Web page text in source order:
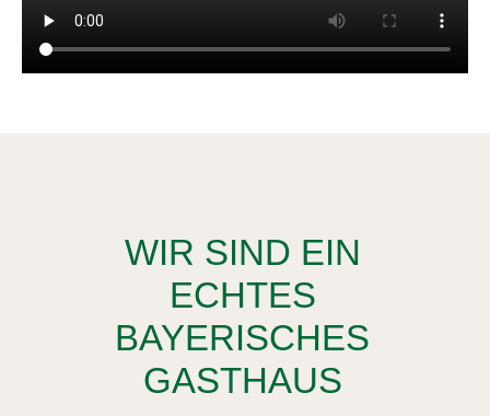
WIR SIND EIN
ECHTES
BAYERISCHES
GASTHAUS